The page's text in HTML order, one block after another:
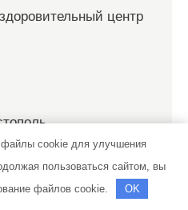
центр
файлы cookie для улучшения
пользоваться сайтом, вы
файлов cookie.
OK